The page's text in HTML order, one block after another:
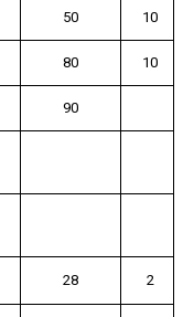
50 10
80 10
90
28 2